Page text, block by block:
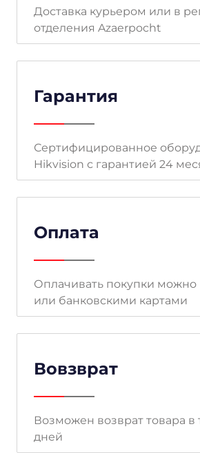
Доставка курьером или в
отделения Azaerpocht
Гарантия
Сертифицированное
Hikvision с гарантией 24
Оплата
Оплачивать покупки
или банковскими картами
Вовзврат
Возможен возврат товара в
дней